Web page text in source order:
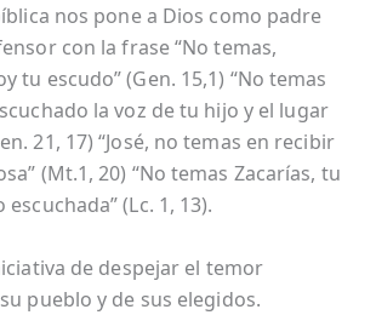
nos pone a Dios como padre
con la frase “No temas,
tu escudo” (Gen. 15,1) “No temas
la voz de tu hijo y el lugar
21, 17) “José, no temas en recibir
(Mt.1, 20) “No temas Zacarías, tu
(Lc. 1, 13).
de despejar el temor
pueblo y de sus elegidos.